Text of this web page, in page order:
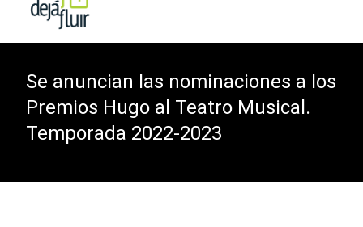
Se anuncian las nominaciones a los
Premios Hugo al Teatro Musical.
Temporada 2022-2023